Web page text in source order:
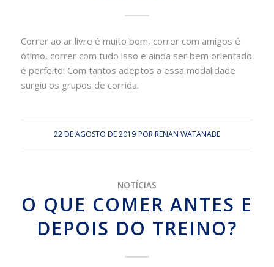
Correr ao ar livre é muito bom, correr com amigos é
ótimo, correr com tudo isso e ainda ser bem orientado
é perfeito! Com tantos adeptos a essa modalidade
surgiu os grupos de corrida.
22 DE AGOSTO DE 2019 PORRENAN WATANABE
NOTÍCIAS
O QUE COMER ANTES E
DEPOIS DO TREINO?